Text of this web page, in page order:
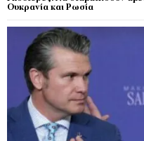
Ουκρανία και Ρωσία